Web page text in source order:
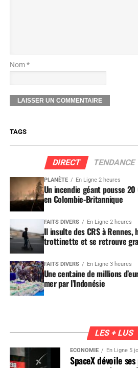
Nom *
TAGS
DIRECT TENDANCE
PLANÈTE En Ligne 2 heures
Un incendie géant pousse
en Colombie-Britannique
FAITS DIVERS En Ligne 2 heures
Il insulte des CRS à
trottinette et se retrouve
FAITS DIVERS En Ligne 3 heures
Une centaine de millions
mer par l’Indonésie
LES + LUS
ÉCONOMIE En Ligne 5
SpaceX dévoile